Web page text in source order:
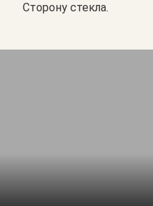
Сторону стекла.